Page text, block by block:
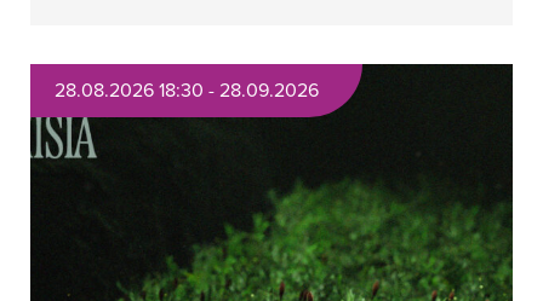
28.08.2026 18:30 - 28.09.2026